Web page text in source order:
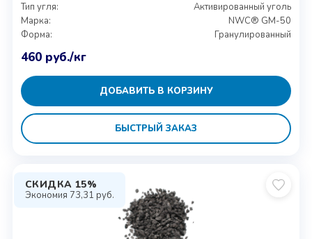
Тип угля:
Активированный уголь
Марка:
NWС® GM-50
Форма:
Гранулированный
460 руб./кг
ДОБАВИТЬ В КОРЗИНУ
БЫСТРЫЙ ЗАКАЗ
СКИДКА 15%
Экономия 73,31 руб.